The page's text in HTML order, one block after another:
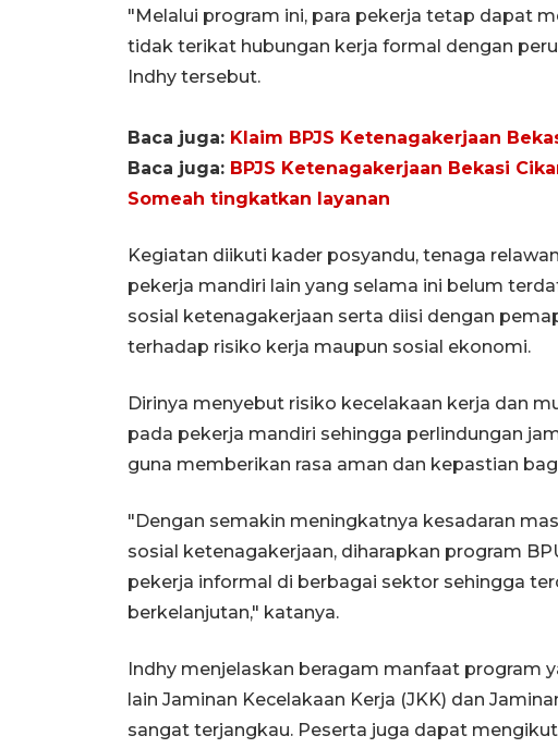
"Melalui program ini, para pekerja tetap dapat
tidak terikat hubungan kerja formal dengan
Indhy tersebut.
Baca juga: Klaim BPJS Ketenagakerjaan
Baca juga: BPJS Ketenagakerjaan Bekasi
Someah tingkatkan layanan
Kegiatan diikuti kader posyandu, tenaga
pekerja mandiri lain yang selama ini belum
sosial ketenagakerjaan serta diisi dengan
terhadap risiko kerja maupun sosial ekonomi.
Dirinya menyebut risiko kecelakaan kerja dan
pada pekerja mandiri sehingga perlindungan
guna memberikan rasa aman dan kepastian
"Dengan semakin meningkatnya kesadaran
sosial ketenagakerjaan, diharapkan program
pekerja informal di berbagai sektor sehingga
berkelanjutan," katanya.
Indhy menjelaskan beragam manfaat program
lain Jaminan Kecelakaan Kerja (JKK) dan
sangat terjangkau. Peserta juga dapat